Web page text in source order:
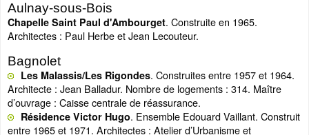
Aulnay-sous-Bois
Chapelle Saint Paul d'Ambourget. Construite en 1965.
Architectes : Paul Herbe et Jean Lecouteur.
Bagnolet
Les Malassis/Les Rigondes. Construites entre 1957 et 1964.
Architecte : Jean Balladur. Nombre de logements : 314. Maître
d’ouvrage : Caisse centrale de réassurance.
Résidence Victor Hugo. Ensemble Edouard Vaillant. Construit
entre 1965 et 1971. Architectes : Atelier d’Urbanisme et